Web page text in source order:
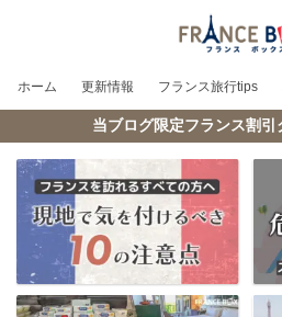
ホーム 更新情報 フランス旅行tips
当ブログ限定フランス割引